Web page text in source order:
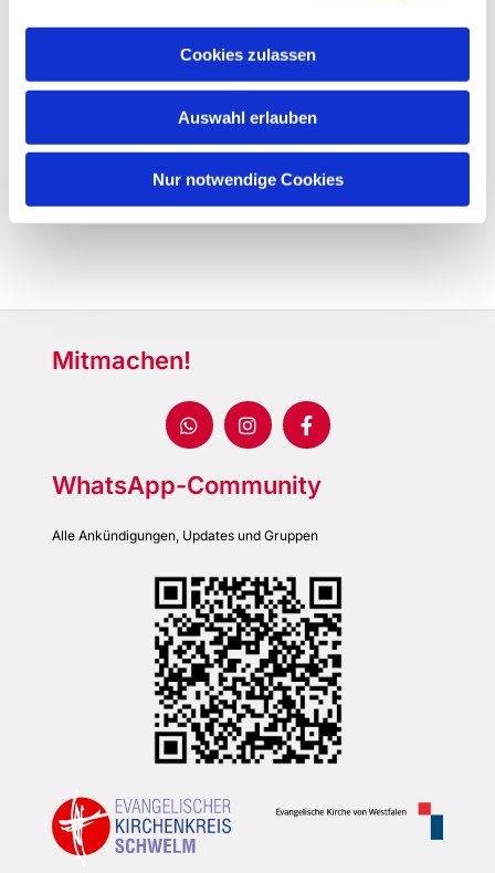
Cookies zulassen
Auswahl erlauben
Nur notwendige Cookies
Mitmachen!
WhatsApp-Community
Alle Ankündigungen, Updates und Gruppen